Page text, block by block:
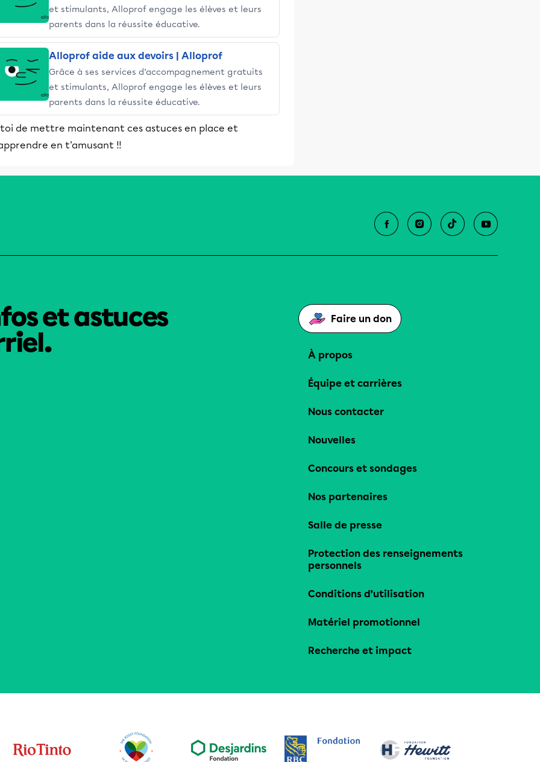
et stimulants, Alloprof engage les élèves et leurs
parents dans la réussite éducative.
Alloprof aide aux devoirs | Alloprof
Grâce à ses services d’accompagnement gratuits
et stimulants, Alloprof engage les élèves et leurs
parents dans la réussite éducative.
de mettre maintenant ces astuces en place et
en t'amusant !!
et astuces
Faire un don
À propos
Équipe et carrières
Nous contacter
Nouvelles
Concours et sondages
Nos partenaires
Salle de presse
Protection des renseignements
personnels
Conditions d’utilisation
Matériel promotionnel
Recherche et impact